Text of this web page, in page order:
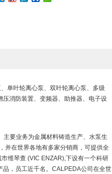
单叶轮离心泵、双叶轮离心泵、多级
消防装置、变频器、助推器、电子设
要业务为金属材料铸造生产、水泵生
并在世界各地有多家分销商，可提供全
维琴查 (VIC ENZAR),下设有一个科研
，员工近千名。CALPEDA公司在全世